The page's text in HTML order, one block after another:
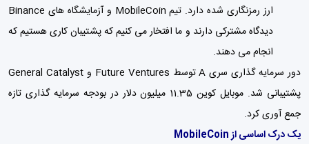
ارز رمزنگاری شده دارد. تیم MobileCoin و آزمایشگاه های Binance
دیدگاه مشترکی دارند و ما افتخار می کنیم که پشتیبان کاری هستیم که
انجام می دهند.
دور سرمایه گذاری سری A توسط Future Ventures و General Catalyst
پشتیبانی شد. موبایل کوین 11.35 میلیون دلار در بودجه سرمایه گذاری تازه
جمع آوری کرد.
یک درک اساسی از MobileCoin